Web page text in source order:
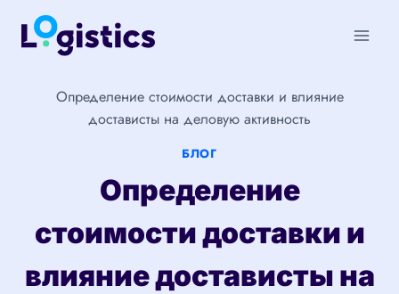
Перейти
Определение стоимости доставки и влияние
достависты на деловую активность
БЛОГ
Определение
стоимости доставки и
влияние достависты на